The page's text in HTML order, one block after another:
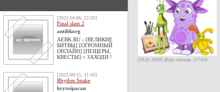
[2022-10-06, 22:05]
Final slam 2
antibkorg
AEBK.RU - [ВЕЛИКИЕ
БИТВЫ] [ОГРОМНЫЙ
ОНЛАЙН] [ПЕЩЕРЫ,
КВЕСТЫ] = ЗАХОДИ !
[2022-09-15, 11:43]
Rhythm Snake
krytoipacan
[26.01.2009], Игру скачали: 257410